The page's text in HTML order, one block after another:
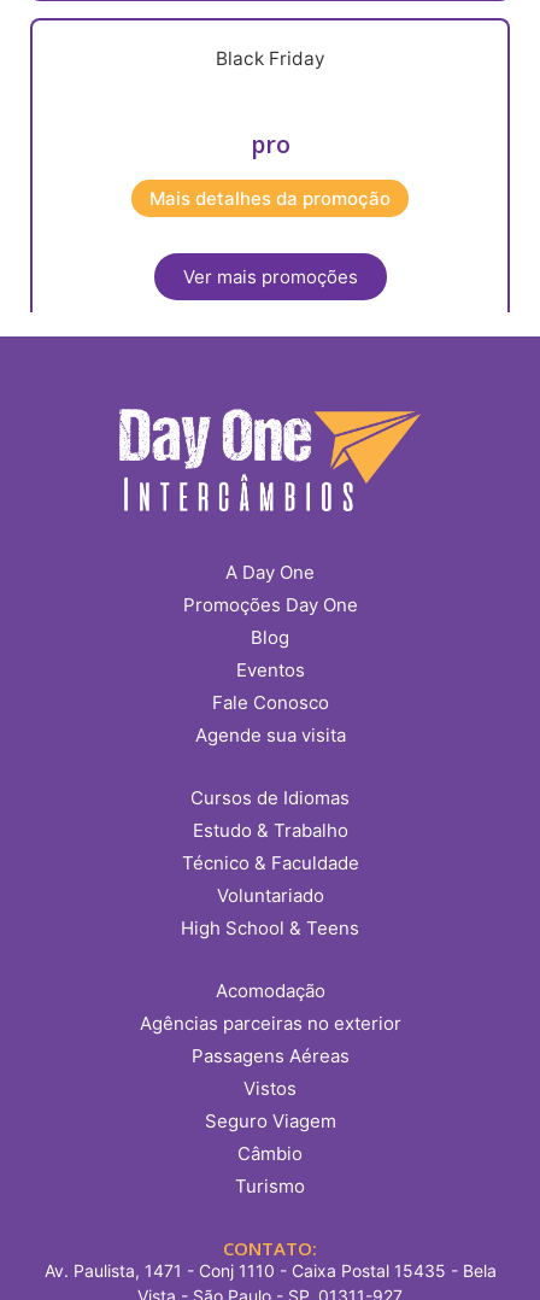
Black Friday
pro
Mais detalhes da promoção
Ver mais promoções
A Day One
Promoções Day One
Blog
Eventos
Fale Conosco
Agende sua visita
Cursos de Idiomas
Estudo & Trabalho
Técnico & Faculdade
Voluntariado
High School & Teens
Acomodação
Agências parceiras no exterior
Passagens Aéreas
Vistos
Seguro Viagem
Câmbio
Turismo
CONTATO:
Av. Paulista, 1471 - Conj 1110 - Caixa Postal 15435 - Bela
Vista - São Paulo - SP, 01311-927